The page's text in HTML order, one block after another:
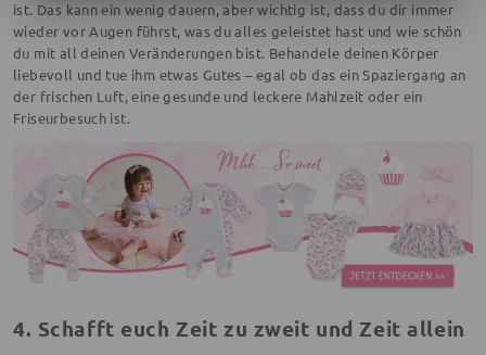
ist. Das kann ein wenig dauern, aber wichtig ist, dass du dir immer
wieder vor Augen führst, was du alles geleistet hast und wie schön
du mit all deinen Veränderungen bist. Behandele deinen Körper
liebevoll und tue ihm etwas Gutes – egal ob das ein Spaziergang an
der frischen Luft, eine gesunde und leckere Mahlzeit oder ein
Friseurbesuch ist.
4. Schafft euch Zeit zu zweit und Zeit allein